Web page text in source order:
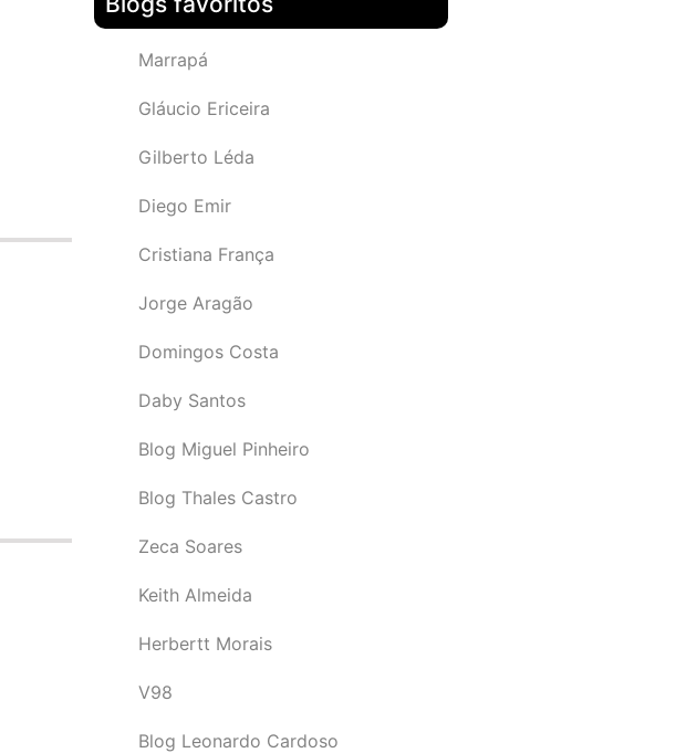
Marrapá
Gláucio Ericeira
Gilberto Léda
Diego Emir
Cristiana França
Jorge Aragão
Domingos Costa
Daby Santos
Blog Miguel Pinheiro
Blog Thales Castro
Zeca Soares
Keith Almeida
Herbertt Morais
V98
Blog Leonardo Cardoso